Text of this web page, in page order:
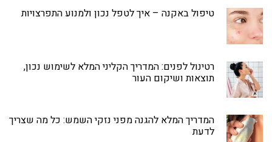
טיפול באקנה – איך לטפל נכון ולמנוע התפרצויות
רטינול לפנים: המדריך הקליני המלא לשימוש נכון,
תוצאות ושיקום העור
המדריך המלא להגנה מפני נזקי השמש: כל מה שצריך
לדעת